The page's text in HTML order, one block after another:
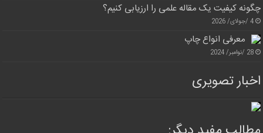
چگونه کیفیت یک مقاله علمی را ارزیابی کنیم؟
4 /جولای/ 2026
معرفی انواع چاپ
28 /نوامبر/ 2024
اخبار تصویری